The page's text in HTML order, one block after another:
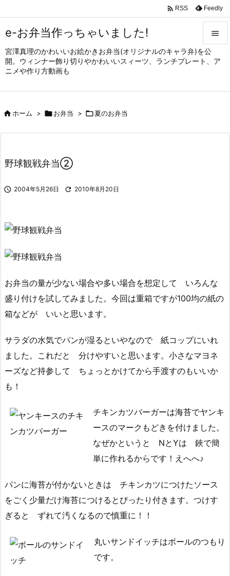
e-お弁当作っちゃいました!
宮澤真理のかわいいお絵かきお弁当(オリジナルのキャラ弁)を公
開。ウィンナー飾り切りやかわいいスィーツ、ランチプレート、ア
ニメや作り方動画も


メニュ
サイド

 RSS Feedly
ホーム > お弁当 > 夏のお弁当
野球観戦弁当②
 2004年5月26日  2010年8月20日
お弁当の量が少ない場合や多い場合を想定して いろんな
盛り付けを試してみました。今回は重箱ですが100均の紙の
箱などが いいと思います。
サラダの水気でパンが湿るといやなので 紙コップにいれ
ました。これだと 分けやすいと思います。小さなマヨネ
ーズなど持参して ちょっとかけてから手渡すのもいいか
も！
チキンカツバーガーは海苔でヤンキ
ースのマークもどきを付けました。
なぜかというと NとYは 鋏で簡
単に作れるからです！えへへ♪
パンに海苔が付かないときは チキンカツにつけたソース
をごく少量だけ海苔につけるとぴったり付きます。つけす
ぎると ずれて汚くなるので慎重に！！
丸いサンドイッチはボールのつもり
です。